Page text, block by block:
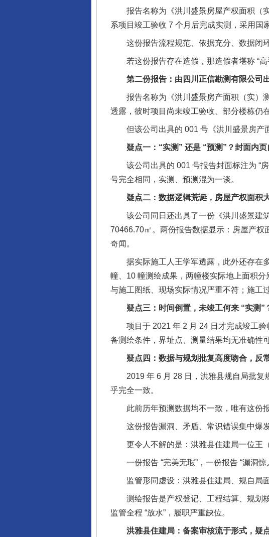
报告名称为《洪川盛景房屋产权面积（实
系项目竣工验收 7 个月后完成实测，采用国
这份报告流程规范、依据充分、数据闭环
若这份报告存在造假，那造假者堪称 “高
第二份报告：由四川正信勘测有限公司
报告名称为《洪川盛景房产面积（实）测
透露，彼时项目尚未竣工验收、部分楼栋仍
但该公司出具的 001 号《洪川盛景房产
疑点一：“实测” 还是 “预测”？封面内页
该公司出具的 001 号报告封面标注为 “房
号完全相同，实测、预测混为一谈。
疑点二：数据逻辑荒诞，房屋产权面积
该公司同日还出具了一份《洪川盛景建筑
70466.70㎡。两份报告数据显示：房屋产
奇闻。
据实际施工人王学军透露，此外还存在多
幢、10 幢测绘成果，两幢楼实际地上面积
与施工图纸、现场实际情况严重不符；施工
疑点三：时间倒置，未竣工何来 “实测”
项目于 2021 年 2 月 24 日才完成竣工验
备测绘条件，界址点、测量结果均无准确性可
疑点四：数据与规划批复高度吻合，反
2019 年 6 月 28 日，洪雅县规自局批复
乎完全一致。
此前历年预测数据均不一致，唯有这份报
这份报告漏洞、矛盾、常识错误集中爆发
更令人不解的是：洪雅县住建局一位王（
一份报告 “完美无瑕”，一份报告 “漏洞惊
监管形同虚设：洪雅县住建局、规自局面
测绘报告是产权登记、工程结算、规划核
监管全程 “放水”，履职严重缺位。
洪雅县住建局：备案审核流于形式，疑
完善运行机制助力责任有效落实
东山县通报“牛蛙产品抗生素超标问题”